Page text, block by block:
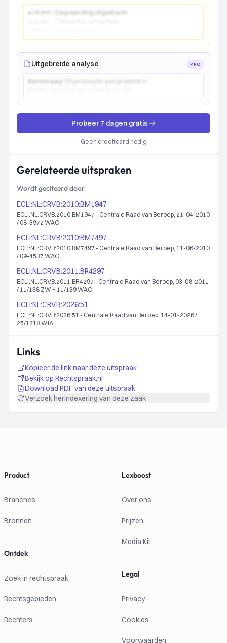
● 15 mrt - Dagvaarding uitgebracht
Uitgebreide analyse PRO
Kernvraag:
Probeer 7 dagen gratis
Geen creditcard nodig
Gerelateerde uitspraken
Wordt geciteerd door
ECLI:NL:CRVB:2010:BM1947
ECLI:NL:CRVB:2010:BM1947 - Centrale Raad van Beroep, 21-04-2010
/ 08-3972 WAO
ECLI:NL:CRVB:2010:BM7497
ECLI:NL:CRVB:2010:BM7497 - Centrale Raad van Beroep, 11-06-2010
/ 09-4537 WAO
ECLI:NL:CRVB:2011:BR4297
ECLI:NL:CRVB:2011:BR4297 - Centrale Raad van Beroep, 03-08-2011
/ 11/138 ZW + 11/139 WAO
ECLI:NL:CRVB:2026:51
ECLI:NL:CRVB:2026:51 - Centrale Raad van Beroep, 14-01-2026 /
25/1218 WIA
Links
Kopieer de link naar deze uitspraak
Bekijk op Rechtspraak.nl
Download PDF van deze uitspraak
Verzoek herindexering van deze zaak
Product
Branches
Bronnen
Ontdek
Zoek in rechtspraak
Rechtsgebieden
Rechters
Lexboost
Over ons
Prijzen
Media Kit
Legal
Privacy
Cookies
Voorwaarden